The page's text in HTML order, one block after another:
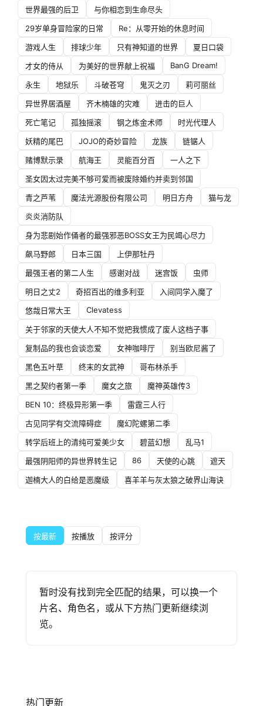
世界最强的后卫
与你相恋到生命尽头
29岁单身冒险家的日常
Re：从零开始的休息时间
游戏人生
排球少年 只有神知道的世界
夏日口袋
才女的侍从
为美好的世界献上祝福 BanG Dream!
永生 地狱乐 斗破苍穹 鬼灭之刃
莉可丽丝
异世界居酒屋
齐木楠雄的灾难
进击的巨人
死亡笔记
孤独摇滚 钢之炼金术师
时光代理人
妖精的尾巴
JOJO的奇妙冒险 龙族
链锯人
赌博默示录
航海王 灵能百分百
一人之下
圣女因太过完美不够可爱而被废除婚约并卖到邻国
青之芦苇
魔法光源股份有限公司 明日方舟
猫与龙
炎炎消防队
身为悲剧始作俑者的最强邪恶BOSS女王为民竭心尽力
飙马野郎
日本三国
上伊那牡丹
最强王者的第二人生
感谢对战 迷宫饭
虫师
明日之丈2
奇招百出的维多利亚
入间同学入魔了
悠哉日常大王
Clevatess
关于邻家的天使大人不知不觉把我惯成了废人这档子事
复制品的我也会谈恋爱
女神咖啡厅
别当欧尼酱了
黑色五叶草
终末的女武神
哥布林杀手
黑之契约者第一季
魔女之旅
魔神英雄传3
BEN 10：终极异形第一季
雷霆三人行
古见同学有交流障碍症
魔幻陀螺第二季
转学后班上的清纯可爱美少女
碧蓝幻想
乱马1
最强阴阳师的异世界转生记
86 天使的心跳
遮天
迦楠大人的白给是恶魔级
喜羊羊与灰太狼之破界山海诀
按最新 按播放 按评分
暂时没有找到完全匹配的结果，可以换一个
片名、角色名，或从下方热门更新继续浏
览。
热门更新